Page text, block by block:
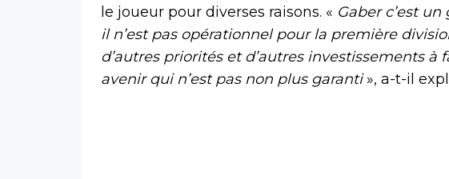
le joueur pour diverses raisons. « Gaber c’est
il n’est pas opérationnel pour la première
d’autres priorités et d’autres investissements
avenir qui n’est pas non plus garanti», a-t-il